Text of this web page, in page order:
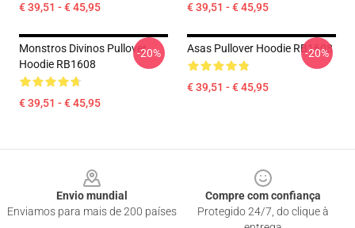
€ 39,51 - € 45,95 € 39,51 - € 45,95
Monstros Divinos Pullover
Hoodie RB1608
€ 39,51 - € 45,95
-20% Asas Pullover Hoodie RB1608
€ 39,51 - € 45,95
-20%
Envio mundial
Enviamos para mais de 200 países
Compre com confiança
Protegido 24/7, do clique à